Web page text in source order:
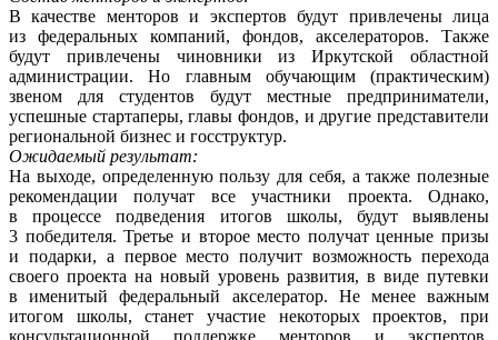
В качестве менторов и экспертов будут привлечены лица
из федеральных компаний, фондов, акселераторов. Также
будут привлечены чиновники из Иркутской областной
администрации. Но главным обучающим (практическим)
звеном для студентов будут местные предприниматели,
успешные стартаперы, главы фондов, и другие представители
региональной бизнес и госструктур.
Ожидаемый результат:
На выходе, определенную пользу для себя, а также полезные
рекомендации получат все участники проекта. Однако,
в процессе подведения итогов школы, будут выявлены
3 победителя. Третье и второе место получат ценные призы
и подарки, а первое место получит возможность перехода
своего проекта на новый уровень развития, в виде путевки
в именитый федеральный акселератор. Не менее важным
итогом школы, станет участие некоторых проектов, при
консультационной поддержке менторов и экспертов,